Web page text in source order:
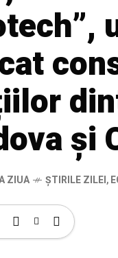
și
ZIUA ȘTIRILE ZILEI,